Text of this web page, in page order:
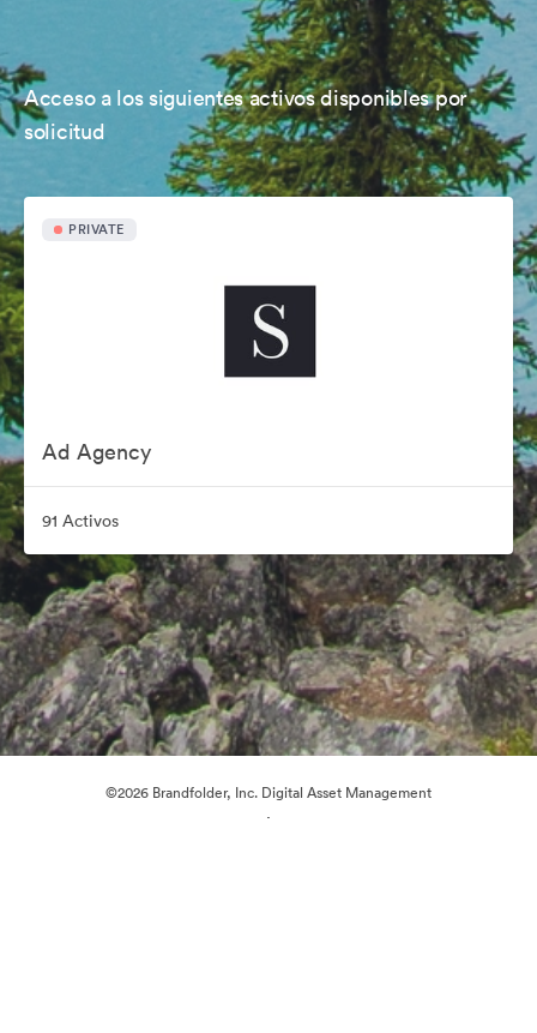
Acceso a los siguientes activos disponibles por
solicitud
PRIVATE
Ad Agency
91 Activos
©2026 Brandfolder, Inc. Digital Asset Management
·